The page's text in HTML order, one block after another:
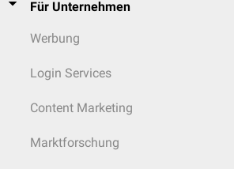
Für Unternehmen
Werbung
Login Services
Content Marketing
Marktforschung